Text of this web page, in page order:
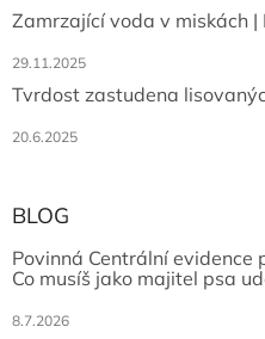
Zamrzající voda v miskách |
29.11.2025
Tvrdost zastudena
20.6.2025
BLOG
Povinná Centrální evidence
Co musíš jako majitel psa
8.7.2026